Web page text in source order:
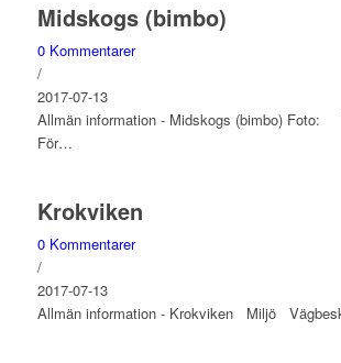
Midskogs (bimbo)
0 Kommentarer
/
2017-07-13
Allmän information - Midskogs (bimbo) Foto:
För…
Krokviken
0 Kommentarer
/
2017-07-13
Allmän information - Krokviken Miljö